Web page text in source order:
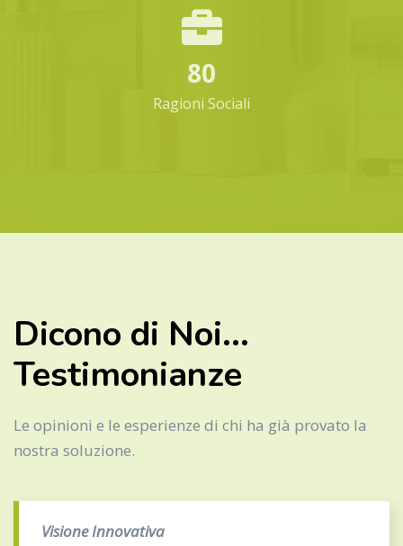
80
Ragioni Sociali
Dicono di Noi...
Testimonianze
Le opinioni e le esperienze di chi ha già provato la
nostra soluzione.
Visione Innovativa